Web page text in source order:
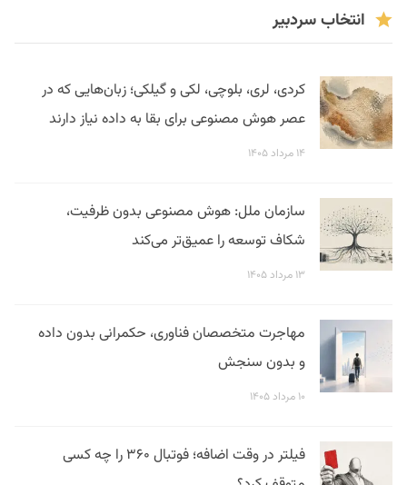
انتخاب سردبیر
کردی، لری، بلوچی، لکی و گیلکی؛ زبان‌هایی که در
عصر هوش مصنوعی برای بقا به داده نیاز دارند
۱۴ مرداد ۱۴۰۵
سازمان ملل: هوش مصنوعی بدون ظرفیت،
شکاف توسعه را عمیق‌تر می‌کند
۱۳ مرداد ۱۴۰۵
مهاجرت متخصصان فناوری، حکمرانی بدون داده
و بدون سنجش
۱۰ مرداد ۱۴۰۵
فیلتر در وقت اضافه؛ فوتبال ۳۶۰ را چه کسی